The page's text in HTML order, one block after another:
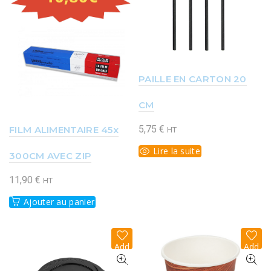
FILM ALIMENTAIRE 45x
300CM AVEC ZIP
11,90 € HT
Ajouter au panier
PAILLE EN CARTON 20
CM
5,75 € HT
Lire la suite
Add
to
wish
Add
to
wish